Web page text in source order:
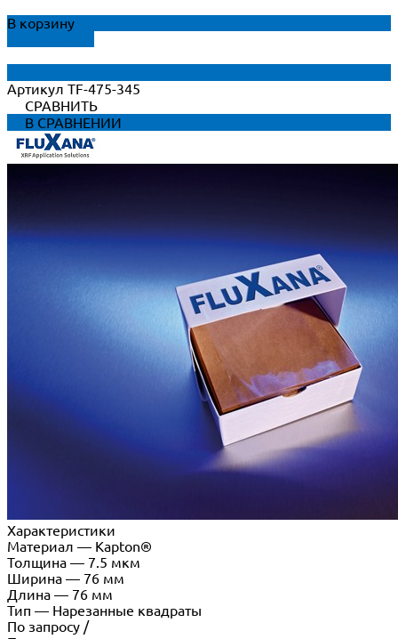
В корзину
Артикул TF-475-345
СРАВНИТЬ
В СРАВНЕНИИ
Характеристики
Материал — Kapton®
Толщина — 7.5 мкм
Ширина — 76 мм
Длина — 76 мм
Тип — Нарезанные квадраты
По запросу /